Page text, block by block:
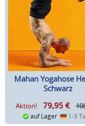
Mahan Yogahose
Schwarz
Aktion! 79,95 €
auf Lager 1-3